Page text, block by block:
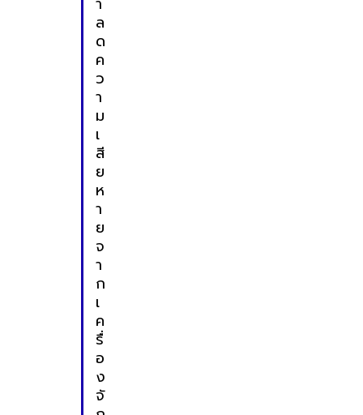
ล
ด
ค
ว
า
ม
เ
สี
ย
ห
า
ย
จ
า
ก
เ
ค
รื่
อ
ง
จั